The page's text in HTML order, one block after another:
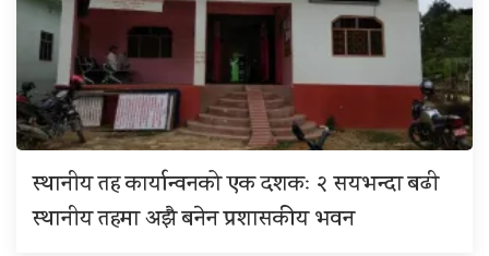
स्थानीय तह कार्यान्वनको एक दशकः २ सयभन्दा बढी
स्थानीय तहमा अझै बनेन प्रशासकीय भवन